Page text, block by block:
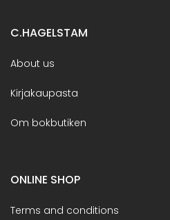
C.HAGELSTAM
About us
Kirjakaupasta
Om bokbutiken
ONLINE SHOP
Terms and conditions